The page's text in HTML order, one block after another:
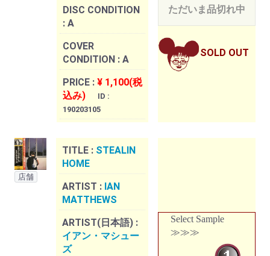
DISC CONDITION
: A
COVER
CONDITION : A
PRICE : ¥ 1,100(税
込み)
ID :
190203105
ただいま品切れ中
SOLD OUT
店舗
TITLE : STEALIN
HOME
ARTIST : IAN
MATTHEWS
ARTIST(日本語) :
イアン・マシュー
ズ
Select Sample
≫≫≫